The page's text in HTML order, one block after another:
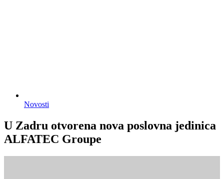
Novosti
U Zadru otvorena nova poslovna jedinica
ALFATEC Groupe